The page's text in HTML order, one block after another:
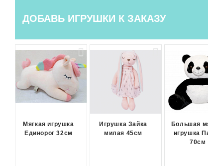
ДОБАВЬ ИГРУШКИ К ЗАКАЗУ
Мягкая игрушка
Единорог 32см
Игрушка Зайка
милая 45см
Большая
игрушка Панда
70см